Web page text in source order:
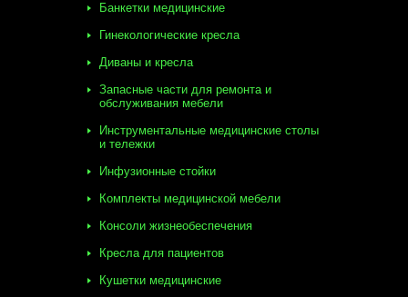
Банкетки медицинские
Гинекологические кресла
Диваны и кресла
Запасные части для ремонта и
обслуживания мебели
Инструментальные медицинские столы
и тележки
Инфузионные стойки
Комплекты медицинской мебели
Консоли жизнеобеспечения
Кресла для пациентов
Кушетки медицинские